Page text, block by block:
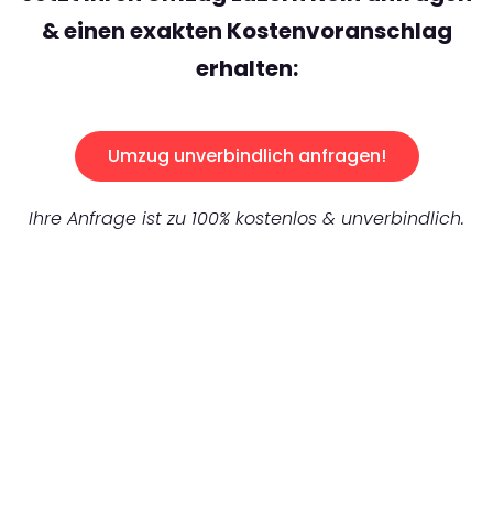
& einen exakten Kostenvoranschlag
erhalten:
Umzug unverbindlich anfragen!
Ihre Anfrage ist zu 100% kostenlos & unverbindlich.